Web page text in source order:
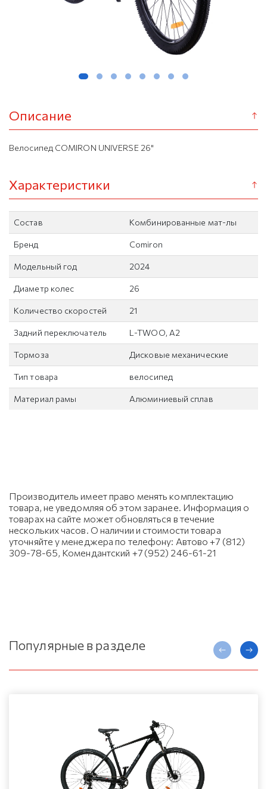
Описание
Велосипед COMIRON UNIVERSE 26"
Характеристики
Состав Комбинированные мат-лы
Бренд Comiron
Модельный год 2024
Диаметр колес 26
Количество скоростей 21
Задний переключатель L-TWOO, A2
Тормоза Дисковые механические
Тип товара велосипед
Материал рамы Алюминиевый сплав
Производитель имеет право менять комплектацию
товара, не уведомляя об этом заранее. Информация о
товарах на сайте может обновляться в течение
нескольких часов. О наличии и стоимости товара
уточняйте у менеджера по телефону: Автово +7 (812)
309-78-65, Комендантский +7 (952) 246-61-21
Популярные в разделе